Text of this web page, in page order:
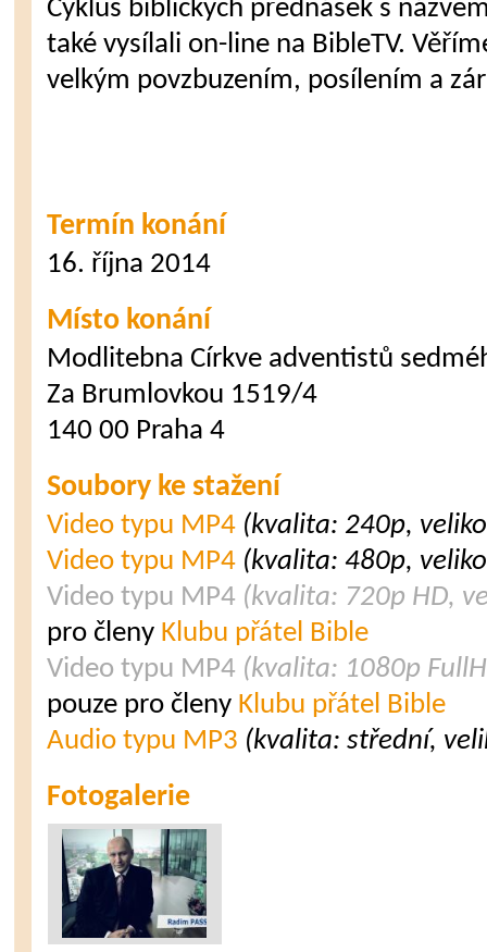
Cyklus biblických přednášek s
také vysílali on-line na BibleTV.
velkým povzbuzením, posílením a
Termín konání
16. října 2014
Místo konání
Modlitebna Církve adventistů
Za Brumlovkou 1519/4
140 00 Praha 4
Soubory ke stažení
Video typu MP4 (kvalita: 240p,
Video typu MP4 (kvalita: 480p,
Video typu MP4 (kvalita: 720p HD,
pro členy Klubu přátel Bible
Video typu MP4 (kvalita: 1080p
pouze pro členy Klubu přátel Bible
Audio typu MP3 (kvalita: střední,
Fotogalerie